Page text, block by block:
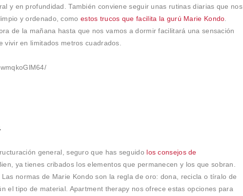
y en profundidad. También conviene seguir unas rutinas diarias que nos
y ordenado, como estos trucos que facilita la gurú Marie Kondo.
de la mañana hasta que nos vamos a dormir facilitará una sensación
vivir en limitados metros cuadrados.
general, seguro que has seguido los consejos de
ya tienes cribados los elementos que permanecen y los que sobran.
normas de Marie Kondo son la regla de oro: dona, recicla o tíralo de
el tipo de material. Apartment therapy nos ofrece estas opciones para